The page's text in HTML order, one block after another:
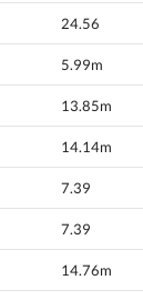
24.56
5.99m
13.85m
14.14m
7.39
7.39
14.76m